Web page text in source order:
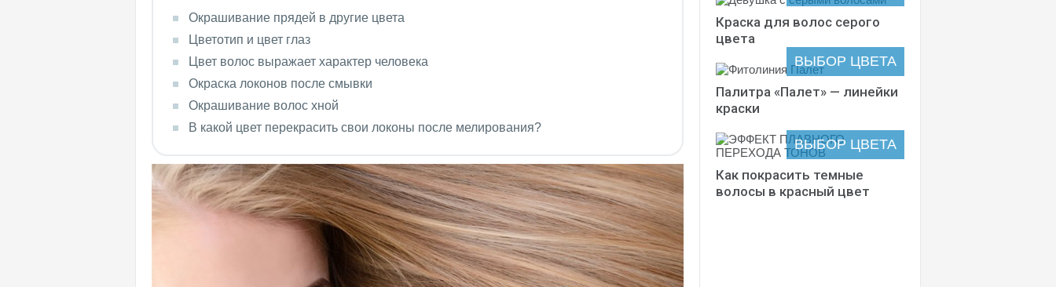
Окрашивание прядей в другие цвета
Цветотип и цвет глаз
Цвет волос выражает характер человека
Окраска локонов после смывки
Окрашивание волос хной
В какой цвет перекрасить свои локоны после мелирования?
Краска для волос серого
цвета
ВЫБОР ЦВЕТА
Палитра «Палет» — линейки
краски
ВЫБОР ЦВЕТА
Как покрасить темные
волосы в красный цвет